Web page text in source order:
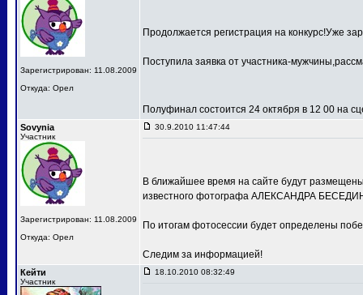
Зарегистрирован: 11.08.2009
Откуда: Орел
Продолжается регистрация на конкурс!Уже
Поступила заявка от участника-
Полуфинал состоится 24 октября в 12 00 на
Sovynia
Участник
Зарегистрирован: 11.08.2009
Откуда: Орел
30.9.2010 11:47:44
В ближайшее время на сайте будут
известного фотографа АЛЕКСАНДРА
По итогам фотосессии будет определены
Следим за информацией!
Кейти
Участник
18.10.2010 08:32:49